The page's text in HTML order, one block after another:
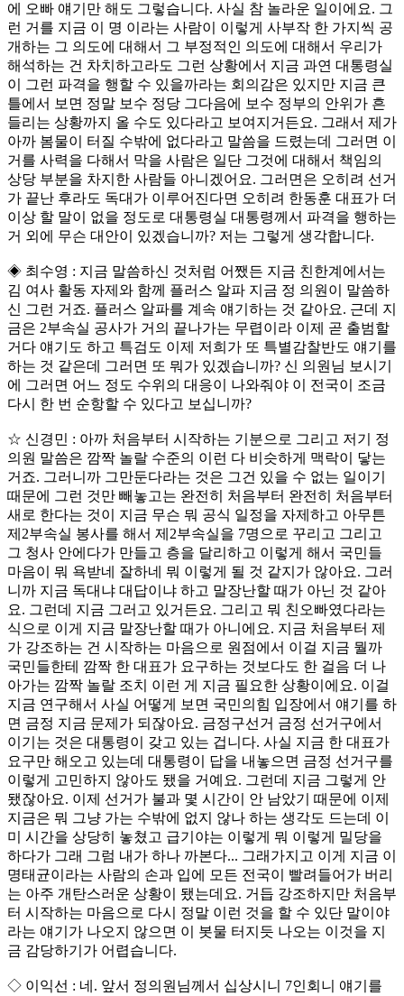
에 오빠 얘기만 해도 그렇습니다. 사실 참 놀라운 일이에요. 그
런 거를 지금 이 명 이라는 사람이 이렇게 사부작 한 가지씩 공
개하는 그 의도에 대해서 그 부정적인 의도에 대해서 우리가
해석하는 건 차치하고라도 그런 상황에서 지금 과연 대통령실
이 그런 파격을 행할 수 있을까라는 회의감은 있지만 지금 큰
틀에서 보면 정말 보수 정당 그다음에 보수 정부의 안위가 흔
들리는 상황까지 올 수도 있다라고 보여지거든요. 그래서 제가
아까 봄물이 터질 수밖에 없다라고 말씀을 드렸는데 그러면 이
거를 사력을 다해서 막을 사람은 일단 그것에 대해서 책임의
상당 부분을 차지한 사람들 아니겠어요. 그러면은 오히려 선거
가 끝난 후라도 독대가 이루어진다면 오히려 한동훈 대표가 더
이상 할 말이 없을 정도로 대통령실 대통령께서 파격을 행하는
거 외에 무슨 대안이 있겠습니까? 저는 그렇게 생각합니다.
◈ 최수영 : 지금 말씀하신 것처럼 어쨌든 지금 친한계에서는
김 여사 활동 자제와 함께 플러스 알파 지금 정 의원이 말씀하
신 그런 거죠. 플러스 알파를 계속 얘기하는 것 같아요. 근데 지
금은 2부속실 공사가 거의 끝나가는 무렵이라 이제 곧 출범할
거다 얘기도 하고 특검도 이제 저희가 또 특별감찰반도 얘기를
하는 것 같은데 그러면 또 뭐가 있겠습니까? 신 의원님 보시기
에 그러면 어느 정도 수위의 대응이 나와줘야 이 전국이 조금
다시 한 번 순항할 수 있다고 보십니까?
☆ 신경민 : 아까 처음부터 시작하는 기분으로 그리고 저기 정
의원 말씀은 깜짝 놀랄 수준의 이런 다 비슷하게 맥락이 닿는
거죠. 그러니까 그만둔다라는 것은 그건 있을 수 없는 일이기
때문에 그런 것만 빼놓고는 완전히 처음부터 완전히 처음부터
새로 한다는 것이 지금 무슨 뭐 공식 일정을 자제하고 아무튼
제2부속실 봉사를 해서 제2부속실을 7명으로 꾸리고 그리고
그 청사 안에다가 만들고 층을 달리하고 이렇게 해서 국민들
마음이 뭐 욕받네 잘하네 뭐 이렇게 될 것 같지가 않아요. 그러
니까 지금 독대냐 대답이냐 하고 말장난할 때가 아닌 것 같아
요. 그런데 지금 그러고 있거든요. 그리고 뭐 친오빠였다라는
식으로 이게 지금 말장난할 때가 아니에요. 지금 처음부터 제
가 강조하는 건 시작하는 마음으로 원점에서 이걸 지금 뭘까
국민들한테 깜짝 한 대표가 요구하는 것보다도 한 걸음 더 나
아가는 깜짝 놀랄 조치 이런 게 지금 필요한 상황이에요. 이걸
지금 연구해서 사실 어떻게 보면 국민의힘 입장에서 얘기를 하
면 금정 지금 문제가 되잖아요. 금정구선거 금정 선거구에서
이기는 것은 대통령이 갖고 있는 겁니다. 사실 지금 한 대표가
요구만 해오고 있는데 대통령이 답을 내놓으면 금정 선거구를
이렇게 고민하지 않아도 됐을 거예요. 그런데 지금 그렇게 안
됐잖아요. 이제 선거가 불과 몇 시간이 안 남았기 때문에 이제
지금은 뭐 그냥 가는 수밖에 없지 않나 하는 생각도 드는데 이
미 시간을 상당히 놓쳤고 급기야는 이렇게 뭐 이렇게 밀당을
하다가 그래 그럼 내가 하나 까본다... 그래가지고 이게 지금 이
명태균이라는 사람의 손과 입에 모든 전국이 빨려들어가 버리
는 아주 개탄스러운 상황이 됐는데요. 거듭 강조하지만 처음부
터 시작하는 마음으로 다시 정말 이런 것을 할 수 있단 말이야
라는 얘기가 나오지 않으면 이 봇물 터지듯 나오는 이것을 지
금 감당하기가 어렵습니다.
◇ 이익선 : 네. 앞서 정의원님께서 십상시니 7인회니 얘기를